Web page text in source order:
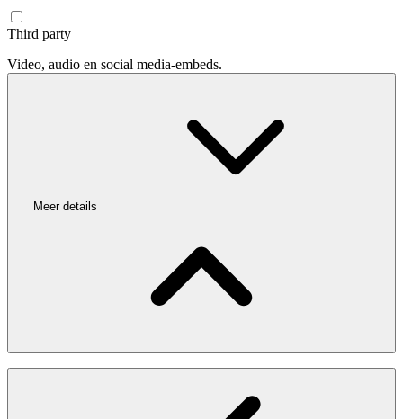
Third party
Video, audio en social media-embeds.
Meer details